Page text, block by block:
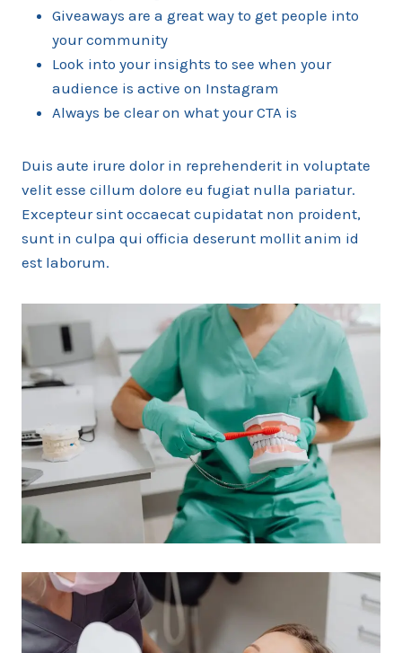
Giveaways are a great way to get people into
your community
Look into your insights to see when your
audience is active on Instagram
Always be clear on what your CTA is
Duis aute irure dolor in reprehenderit in voluptate
velit esse cillum dolore eu fugiat nulla pariatur.
Excepteur sint occaecat cupidatat non proident,
sunt in culpa qui officia deserunt mollit anim id
est laborum.